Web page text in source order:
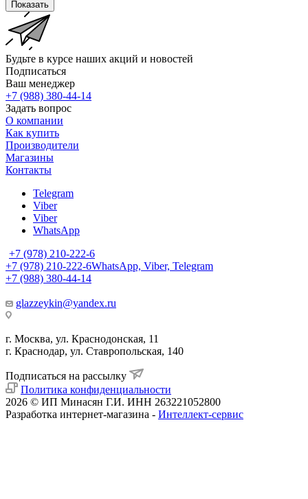
Показать
Будьте в курсе наших акций и новостей
Подписаться
Ваш менеджер
+7 (988) 380-44-14
Задать вопрос
О компании
Как купить
Производители
Магазины
Контакты
Telegram
Viber
Viber
WhatsApp
+7 (978) 210-222-6
+7 (978) 210-222-6WhatsApp, Viber, Telegram
+7 (988) 380-44-14
glazzeykin@yandex.ru
г. Москва, ул. Краснодонская, 11
г. Краснодар, ул. Ставропольская, 140
Подписаться на рассылку
Политика конфиденциальности
2026 © ИП Минасян Г.И. ИНН 263221052800
Разработка интернет-магазина - Интеллект-сервис